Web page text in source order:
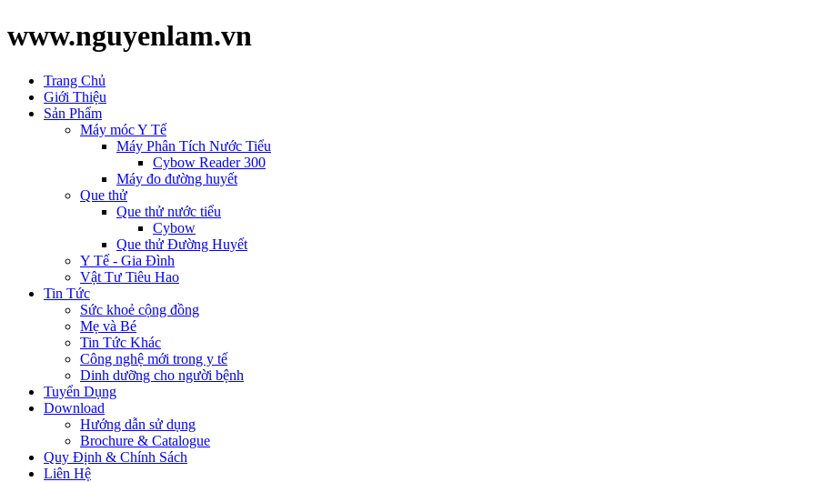
www.nguyenlam.vn
Trang Chủ
Giới Thiệu
Sản Phẩm
Máy móc Y Tế
Máy Phân Tích Nước Tiểu
Cybow Reader 300
Máy đo đường huyết
Que thử
Que thử nước tiểu
Cybow
Que thử Đường Huyết
Y Tế - Gia Đình
Vật Tư Tiêu Hao
Tin Tức
Sức khoẻ cộng đồng
Mẹ và Bé
Tin Tức Khác
Công nghệ mới trong y tế
Dinh dưỡng cho người bệnh
Tuyển Dụng
Download
Hướng dẫn sử dụng
Brochure & Catalogue
Quy Định & Chính Sách
Liên Hệ